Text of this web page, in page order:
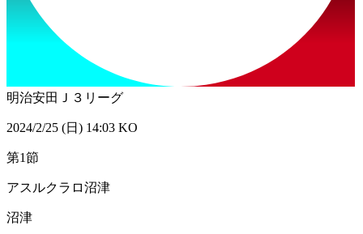
明治安田Ｊ３リーグ
2024/2/25 (日) 14:03 KO
第1節
アスルクラロ沼津
沼津